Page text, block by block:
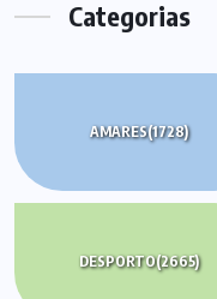
Categorias
AMARES(1728)
DESPORTO(2665)